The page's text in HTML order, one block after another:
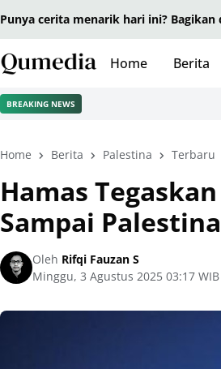
Punya cerita menarik hari ini? Bagikan
Home Berita
BREAKING NEWS
Home Berita Palestina Terbaru
Hamas
Sampai
Oleh Rifqi Fauzan S
Minggu, 3 Agustus 2025 03:17 WIB